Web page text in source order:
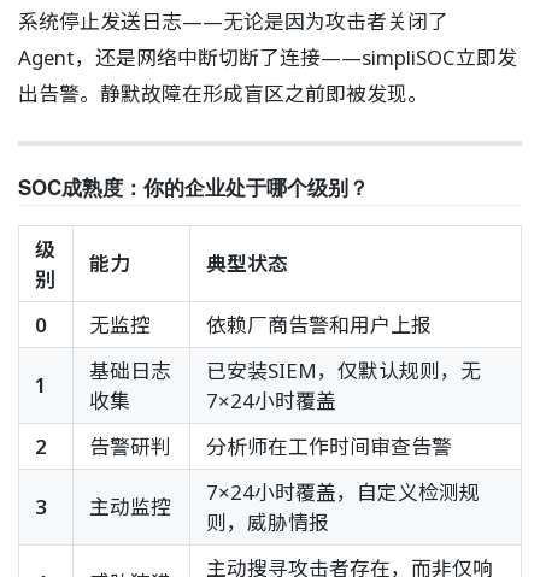
系统停止发送日志——无论是因为攻击者关闭了
Agent，还是网络中断切断了连接——simpliSOC立即发
出告警。静默故障在形成盲区之前即被发现。
SOC成熟度：你的企业处于哪个级别？
级
别
能力 典型状态
0 无监控 依赖厂商告警和用户上报
1
基础日志
收集
已安装SIEM，仅默认规则，无
7×24小时覆盖
2
告警研判 分析师在工作时间审查告警
3 主动监控
7×24小时覆盖，自定义检测规
则，威胁情报
主动搜寻攻击者存在，而非仅响